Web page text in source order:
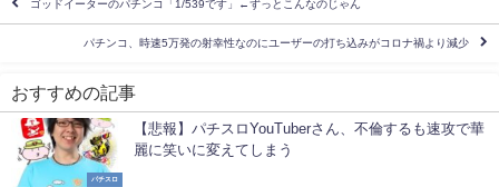
ゴッドイーターのパチンコ「1/539です」←ずっとこんなのじゃん
パチンコ、時速5万発の射幸性なのにユーザーの打ち込みがコロナ禍より減少
おすすめの記事
パチスロ
【悲報】パチスロYouTuberさん、不倫するも速攻で華
麗に笑いに変えてしまう